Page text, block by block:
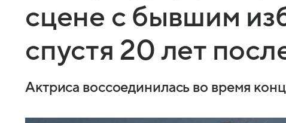
сцене с бывшим
спустя 20 лет
Актриса воссоединилась во время